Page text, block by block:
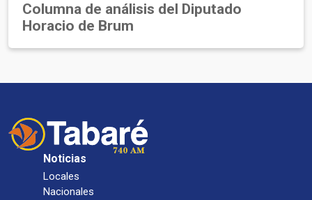
Columna de análisis del Diputado
Horacio de Brum
Noticias
Locales
Nacionales